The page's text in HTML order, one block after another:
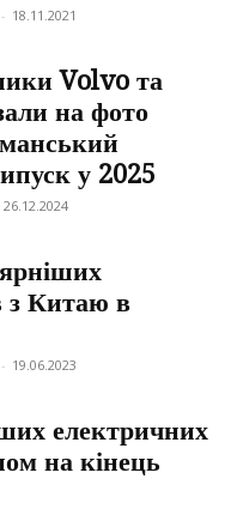
- 18.11.2021
Volvo та
на фото
у 2025
26.12.2024
з Китаю в
- 19.06.2023
електричних
на кінець